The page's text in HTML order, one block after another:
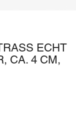
ECHT
CA. 4 CM,